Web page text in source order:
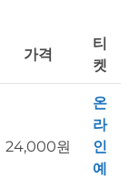
가격
티
켓
24,000원
온
라
인
예